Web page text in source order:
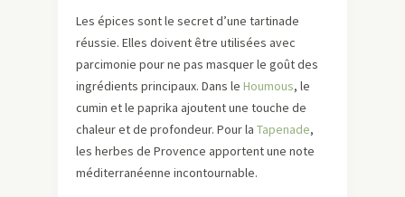
Les épices sont le secret d’une tartinade
réussie. Elles doivent être utilisées avec
parcimonie pour ne pas masquer le goût des
ingrédients principaux. Dans le Houmous, le
cumin et le paprika ajoutent une touche de
chaleur et de profondeur. Pour la Tapenade,
les herbes de Provence apportent une note
méditerranéenne incontournable.